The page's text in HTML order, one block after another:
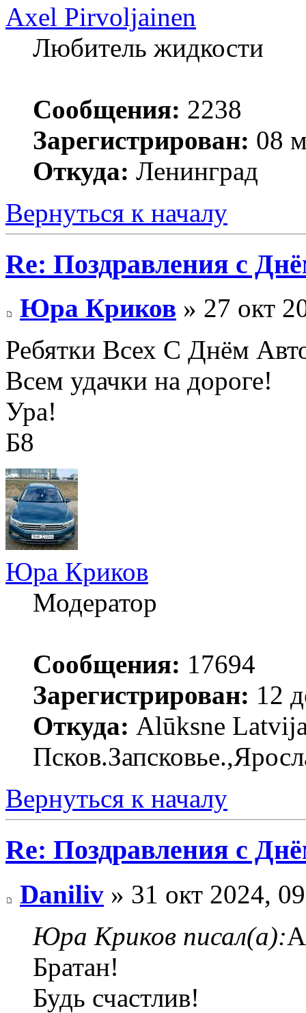
Axel Pirvoljainen
Любитель жидкости
Сообщения: 2238
Зарегистрирован: 08
Откуда: Ленинград
Вернуться к началу
Re: Поздравления с
Юра Криков » 27 окт
Ребятки Всех С Днём
Всем удачки на дороге!
Ура!
Б8
Юра Криков
Модератор
Сообщения: 17694
Зарегистрирован: 12
Откуда: Alūksne
Вернуться к началу
Re: Поздравления с
Daniliv » 31 окт 2024,
Юра Криков писал(а):
Братан!
Будь счастлив!